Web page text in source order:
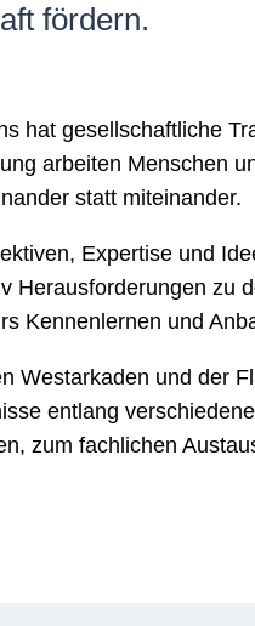
fördern.
hat gesellschaftliche
arbeiten Menschen
statt miteinander.
Expertise und
Herausforderungen zu
Kennenlernen und
Westarkaden und der
entlang
zum fachlichen